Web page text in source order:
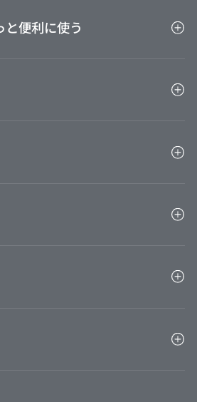
と便利に使う
ジのご利用・設定
トサービスVIEW's NET
特典
）
会社連絡先